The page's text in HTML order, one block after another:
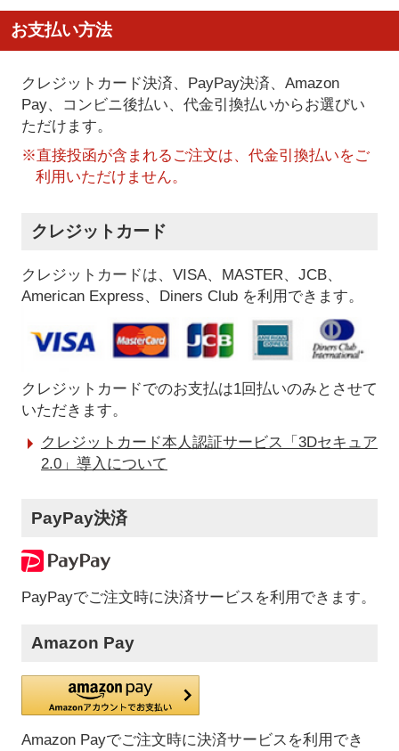
お支払い方法
クレジットカード決済、PayPay決済、Amazon
Pay、コンビニ後払い、代金引換払いからお選びい
ただけます。
※直接投函が含まれるご注文は、代金引換払いをご
利用いただけません。
クレジットカード
クレジットカードは、VISA、MASTER、JCB、
American Express、Diners Club を利用できます。
クレジットカードでのお支払は1回払いのみとさせて
いただきます。
クレジットカード本人認証サービス「3Dセキュア
2.0」導入について
PayPay決済
PayPayでご注文時に決済サービスを利用できます。
Amazon Pay
Amazon Payでご注文時に決済サービスを利用でき